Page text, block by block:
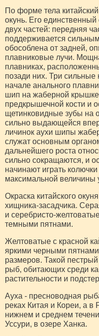
По форме тела
окунь. Его единственный
двух частей: передняя
поддерживается
обособлена от задней,
плавниковые лучи.
плавниках,
позади них. Три сильные
начале анального
шип на жаберной
предкрышечной кости и
щетинковидные зубы на
сильно выдающейся
личинок аухи шипы
служат основным
дальнейшего роста
сильно сокращаются, и
начинают играть
максимальной
Окраска китайского
хищника-засадчика.
и серебристо-
темными пятнами.
Желтоватые с красной
яркими черными
размеров. Такой
рыб, обитающих среди
растительности и
Ауха - пресноводная
реках Китая и Кореи, а в
нижнем и среднем
Уссури, в озере Ханка.